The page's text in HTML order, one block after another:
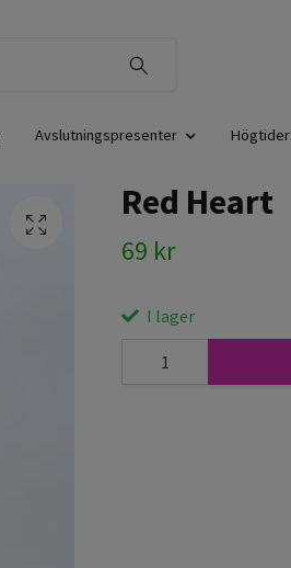
Avslutningspresenter Högtider
Red Heart
69 kr
I lager